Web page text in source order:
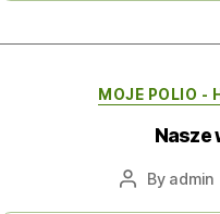
MOJE POLIO -
Nasze
Post
By admin